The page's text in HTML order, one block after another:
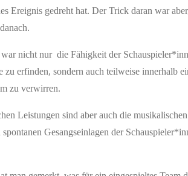
Ereignis gedreht hat. Der Trick daran war
nicht nur die Fähigkeit der
zu erfinden, sondern auch teilweise innerhalb
zu verwirren.
Leistungen sind aber auch die
Gesangseinlagen der